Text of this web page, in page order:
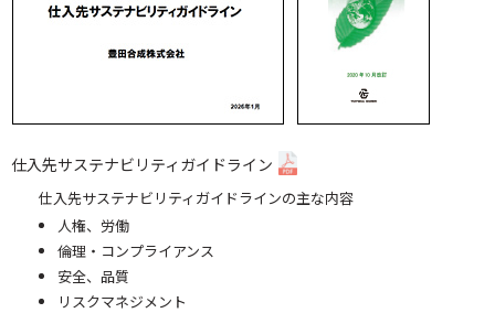
仕入先サステナビリティガイドライン
仕入先サステナビリティガイドラインの主な内容
人権、労働
倫理・コンプライアンス
安全、品質
リスクマネジメント